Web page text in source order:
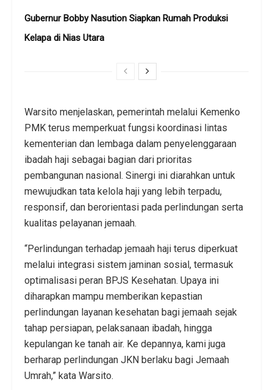
Gubernur Bobby Nasution Siapkan Rumah Produksi
Kelapa di Nias Utara
Warsito menjelaskan, pemerintah melalui Kemenko
PMK terus memperkuat fungsi koordinasi lintas
kementerian dan lembaga dalam penyelenggaraan
ibadah haji sebagai bagian dari prioritas
pembangunan nasional. Sinergi ini diarahkan untuk
mewujudkan tata kelola haji yang lebih terpadu,
responsif, dan berorientasi pada perlindungan serta
kualitas pelayanan jemaah.
“Perlindungan terhadap jemaah haji terus diperkuat
melalui integrasi sistem jaminan sosial, termasuk
optimalisasi peran BPJS Kesehatan. Upaya ini
diharapkan mampu memberikan kepastian
perlindungan layanan kesehatan bagi jemaah sejak
tahap persiapan, pelaksanaan ibadah, hingga
kepulangan ke tanah air. Ke depannya, kami juga
berharap perlindungan JKN berlaku bagi Jemaah
Umrah,” kata Warsito.